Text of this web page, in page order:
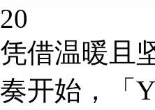
20
凭借温暖且
奏开始，「